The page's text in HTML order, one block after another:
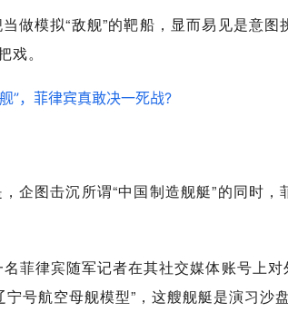
做模拟“敌舰”的靶船，显而易见是意
戏。
企图击沉所谓“中国制造舰艇”的同时
菲律宾随军记者在其社交媒体账号上
号航空母舰模型”，这艘舰艇是演习沙盘